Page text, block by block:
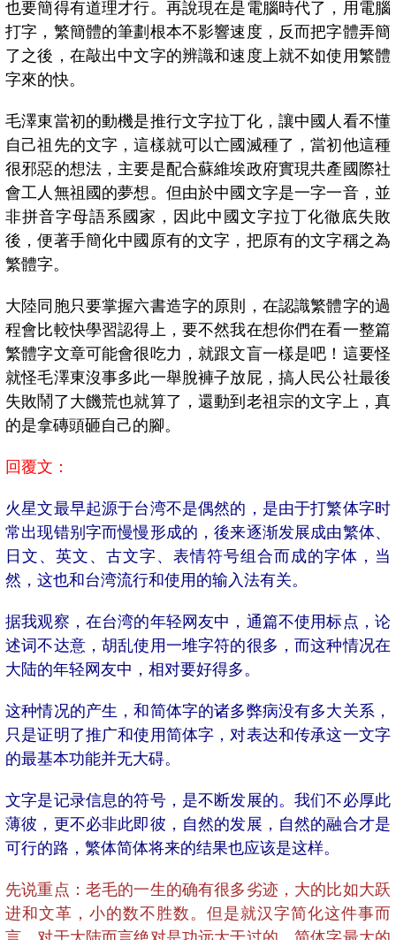
也要簡得有道理才行。再說現在是電腦時代了，用電腦
打字，繁簡體的筆劃根本不影響速度，反而把字體弄簡
了之後，在敲出中文字的辨識和速度上就不如使用繁體
字來的快。
毛澤東當初的動機是推行文字拉丁化，讓中國人看不懂
自己祖先的文字，這樣就可以亡國滅種了，當初他這種
很邪惡的想法，主要是配合蘇維埃政府實現共產國際社
會工人無祖國的夢想。但由於中國文字是一字一音，並
非拼音字母語系國家，因此中國文字拉丁化徹底失敗
後，便著手簡化中國原有的文字，把原有的文字稱之為
繁體字。
大陸同胞只要掌握六書造字的原則，在認識繁體字的過
程會比較快學習認得上，要不然我在想你們在看一整篇
繁體字文章可能會很吃力，就跟文盲一樣是吧！這要怪
就怪毛澤東沒事多此一舉脫褲子放屁，搞人民公社最後
失敗鬧了大饑荒也就算了，還動到老祖宗的文字上，真
的是拿磚頭砸自己的腳。
回覆文：
火星文最早起源于台湾不是偶然的，是由于打繁体字时
常出现错别字而慢慢形成的，後来逐渐发展成由繁体、
日文、英文、古文字、表情符号组合而成的字体，当
然，这也和台湾流行和使用的输入法有关。
据我观察，在台湾的年轻网友中，通篇不使用标点，论
述词不达意，胡乱使用一堆字符的很多，而这种情况在
大陆的年轻网友中，相对要好得多。
这种情况的产生，和简体字的诸多弊病没有多大关系，
只是证明了推广和使用简体字，对表达和传承这一文字
的最基本功能并无大碍。
文字是记录信息的符号，是不断发展的。我们不必厚此
薄彼，更不必非此即彼，自然的发展，自然的融合才是
可行的路，繁体简体将来的结果也应该是这样。
先说重点：老毛的一生的确有很多劣迹，大的比如大跃
进和文革，小的数不胜数。但是就汉字简化这件事而